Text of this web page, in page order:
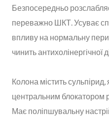
Безпосередньо
переважно ШКТ. Усуває
впливу на нормальну
чинить антихолінергічної
Колона містить
центральним блокатором
Має поліпшувальну